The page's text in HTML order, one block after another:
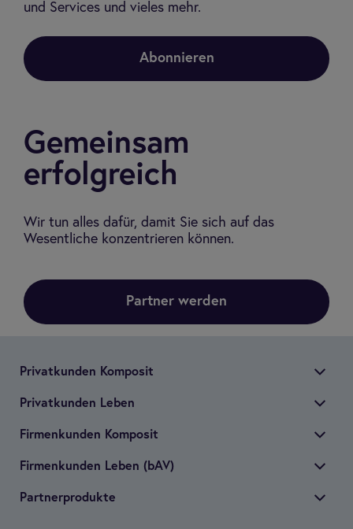
und Services und vieles mehr.
Abonnieren
Gemeinsam
erfolgreich
Wir tun alles dafür, damit Sie sich auf das
Wesentliche konzentrieren können.
Partner werden
Pri­vat­kun­den Kom­po­sit
Pri­vat­kun­den Leben
Fir­men­kun­den Kom­po­sit
Fir­men­kun­den Leben (bAV)
Part­ner­pro­dukte